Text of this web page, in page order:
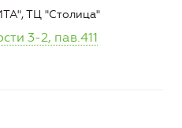
ТЦ "Столица"
3-2, пав.411